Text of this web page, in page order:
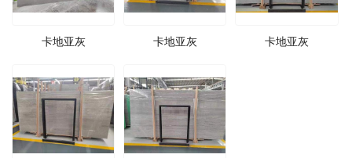
卡地亚灰 卡地亚灰 卡地亚灰